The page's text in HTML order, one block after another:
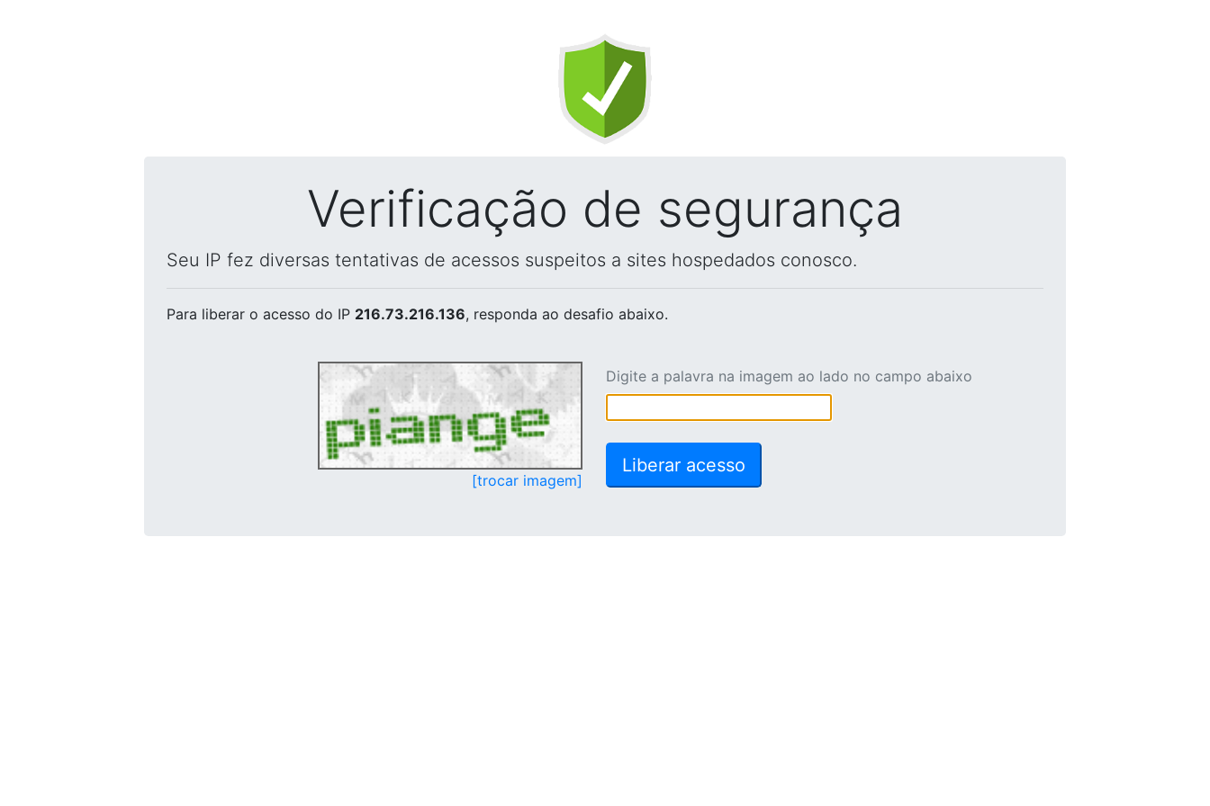
Verificação de segurança
Seu IP fez diversas tentativas de acessos suspeitos a sites hospedados conosco.
Para liberar o acesso do IP 216.73.216.136, responda ao desafio abaixo.
[trocar imagem]
Digite a palavra na imagem ao lado no campo abaixo